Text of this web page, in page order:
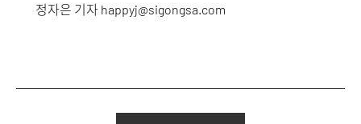
정자은 기자 happyj@sigongsa.com